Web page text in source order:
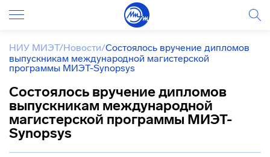
НИУ МИЭТ/Новости/Состоялось вручение дипломов
выпускникам международной магистерской
программы МИЭТ-Synopsys
Состоялось вручение дипломов
выпускникам международной
магистерской программы МИЭТ-
Synopsys